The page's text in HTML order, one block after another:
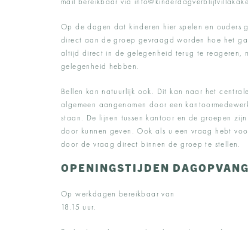
Op de dagen dat kinderen hier spelen en
direct aan de groep gevraagd worden hoe het
altijd direct in de gelegenheid terug te reageren,
gelegenheid hebben.
Bellen kan natuurlijk ook. Dit kan naar het
algemeen aangenomen door een
staan. De lijnen tussen kantoor en de groepen
door kunnen geven. Ook als u een vraag hebt
door de vraag direct binnen de groep te stellen.
OPENINGSTIJDEN DAGOPVANG
Op werkdagen
18.15 uur.